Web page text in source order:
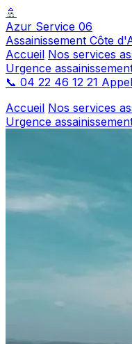
🚿
Azur Service 06
Assainissement Côte
Accueil Nos services
Urgence
📞 04 22 46 12 21
Accueil Nos services
Urgence